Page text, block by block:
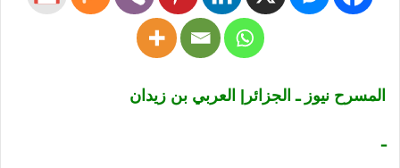
المسرح نيوز ـ الجزائر| العربي بن زيدان
ـ